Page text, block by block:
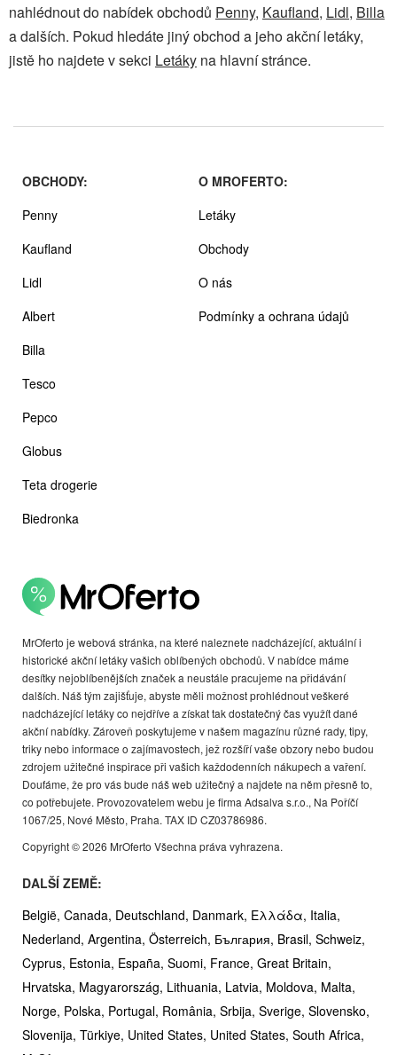
nahlédnout do nabídek obchodů Penny, Kaufland, Lidl, Billa
a dalších. Pokud hledáte jiný obchod a jeho akční letáky,
jistě ho najdete v sekci Letáky na hlavní stránce.
MrOferto je webová stránka, na které naleznete nadcházející, aktuální i
historické akční letáky vašich oblíbených obchodů. V nabídce máme
desítky nejoblíbenějších značek a neustále pracujeme na přidávání
dalších. Náš tým zajišťuje, abyste měli možnost prohlédnout veškeré
nadcházející letáky co nejdříve a získat tak dostatečný čas využít dané
akční nabídky. Zároveň poskytujeme v našem magazínu různé rady, tipy,
triky nebo informace o zajímavostech, jež rozšíří vaše obzory nebo budou
zdrojem užitečné inspirace při vašich každodenních nákupech a vaření.
Doufáme, že pro vás bude náš web užitečný a najdete na něm přesně to,
co potřebujete. Provozovatelem webu je firma Adsalva s.r.o., Na Poříčí
1067/25, Nové Město, Praha. TAX ID CZ03786986.
Copyright © 2026 MrOferto Všechna práva vyhrazena.
OBCHODY:
Penny
Kaufland
Lidl
Albert
Billa
Tesco
Pepco
Globus
Teta drogerie
Biedronka
O MROFERTO:
Letáky
Obchody
O nás
Podmínky a ochrana údajů
DALŠÍ ZEMĚ:
België, Canada, Deutschland, Danmark, Ελλάδα, Italia,
Nederland, Argentina, Österreich, България, Brasil, Schweiz,
Cyprus, Estonia, España, Suomi, France, Great Britain,
Hrvatska, Magyarország, Lithuania, Latvia, Moldova, Malta,
Norge, Polska, Portugal, România, Srbija, Sverige, Slovensko,
Slovenija, Türkiye, United States, United States, South Africa,